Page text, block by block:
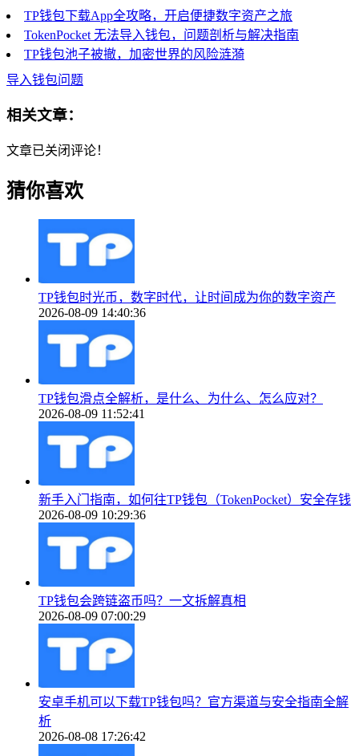
TP钱包下载App全攻略，开启便捷数字资产之旅
TokenPocket 无法导入钱包，问题剖析与解决指南
TP钱包池子被撤，加密世界的风险涟漪
导入钱包问题
相关文章：
文章已关闭评论！
猜你喜欢
TP钱包时光币，数字时代，让时间成为你的数字资产
2026-08-09 14:40:36
TP钱包滑点全解析，是什么、为什么、怎么应对？
2026-08-09 11:52:41
新手入门指南，如何往TP钱包（TokenPocket）安全存钱
2026-08-09 10:29:36
TP钱包会跨链盗币吗？一文拆解真相
2026-08-09 07:00:29
安卓手机可以下载TP钱包吗？官方渠道与安全指南全解
析
2026-08-08 17:26:42